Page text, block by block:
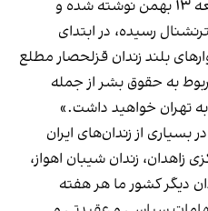
نویسندگان این نامه که روز جمعه ۱۳ بهمن نوشته شده و
رسیده، در ابتدای
بلند زندان قزلحصار مطلع
به حقوق بشر از جمله
به تهران خواهید داشت.»
بسیاری از زندان‌های ایران
زاهدان، زندان شیبان اهواز،
دیگر کشور ما هر هفته